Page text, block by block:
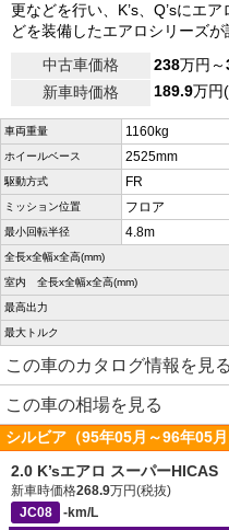
更などを行い、K’s、Q’sにエ
どを装備したエアロシリーズが
中古車価格
238万円～
新車時価格
189.9万円
車両重量 1160kg
ホイールベース 2525mm
駆動方式 FR
ミッション位置 フロア
最小回転半径 4.8m
全長x全幅x全高(mm)
室内 全長x全幅x全高(mm)
最高出力
最大トルク
この車のカタログ情報を見る
この車の相場を見る
シルビア（95年05月～96年05
2.0 K’sエアロ スーパーHICAS
新車時価格268.9万円(税抜)
JC08
-km/L